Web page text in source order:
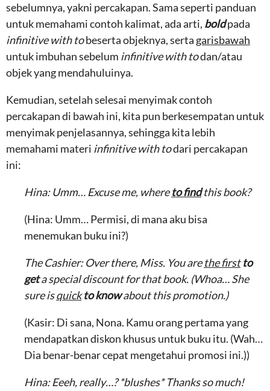
sebelumnya, yakni percakapan. Sama seperti panduan
untuk memahami contoh kalimat, ada arti, boldpada
infinitive with tobeserta objeknya, serta garisbawah
untuk imbuhan sebelum infinitive with todan/atau
objek yang mendahuluinya.
Kemudian, setelah selesai menyimak contoh
percakapan di bawah ini, kita pun berkesempatan untuk
menyimak penjelasannya, sehingga kita lebih
memahami materi infinitive with todari percakapan
ini:
Hina: Umm… Excuse me, whereto findthis book?
(Hina: Umm… Permisi, di mana aku bisa
menemukan buku ini?)
The Cashier: Over there, Miss. You arethe first to
geta special discount for that book. (Whoa… She
sure isquick to knowabout this promotion.)
(Kasir: Di sana, Nona. Kamu orang pertama yang
mendapatkan diskon khusus untuk buku itu. (Wah…
Dia benar-benar cepat mengetahui promosi ini.))
Hina: Eeeh, really…? *blushes* Thanks so much!